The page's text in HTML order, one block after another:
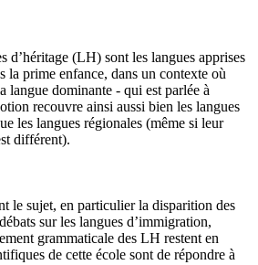
d’héritage (LH) sont les langues apprises
la prime enfance, dans un contexte où
langue dominante - qui est parlée à
recouvre ainsi aussi bien les langues
les langues régionales (même si leur
différent).
le sujet, en particulier la disparition des
sur les langues d’immigration,
grammaticale des LH restent en
de cette école sont de répondre à